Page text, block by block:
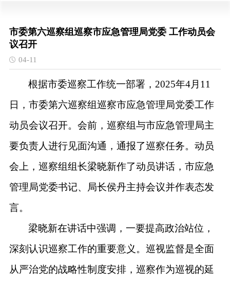
市委第六巡察组巡察市应急管理局党委 工作动员会
议召开
04-11
根据市委巡察工作统一部署， 2025年4月 11
日， 市委第六巡察组巡察市应急管理局党委工作
动员会议召开。会前，巡察组与市应急管理局主
要负责人进行见面沟通，通报了巡察任务。动员
会上，巡察组组长梁晓新作了动员讲话，市应急
管理局党委书记、局长侯丹主持会议并作表态发
言。
梁晓新在讲话中强调，一要提高政治站位，
深刻认识巡察工作的重要意义。巡视监督是全面
从严治党的战略性制度安排，巡察作为巡视的延